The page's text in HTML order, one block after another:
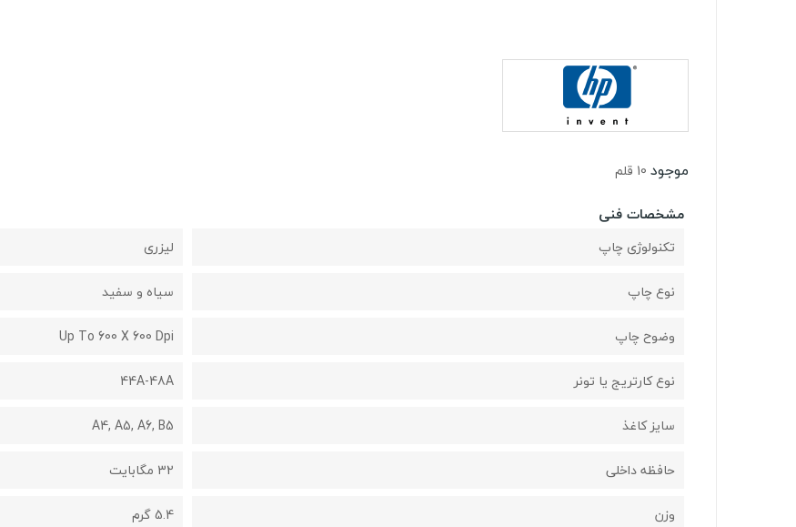
موجود 10 قلم
مشخصات فنی
تکنولوژی چاپ
لیزری
نوع چاپ
سیاه و سفید
وضوح چاپ
Up To 600 X 600 Dpi
نوع کارتریج یا تونر
44A-48A
سایز کاغذ
A4, A5, A6, B5
حافظه داخلی
32 مگابایت
وزن
5.4 گرم